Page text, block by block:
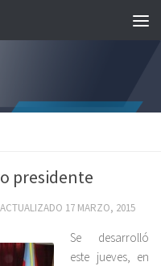
presidente
ACTUALIZADO 17 MARZO, 2015
Se desarrolló
este jueves, en